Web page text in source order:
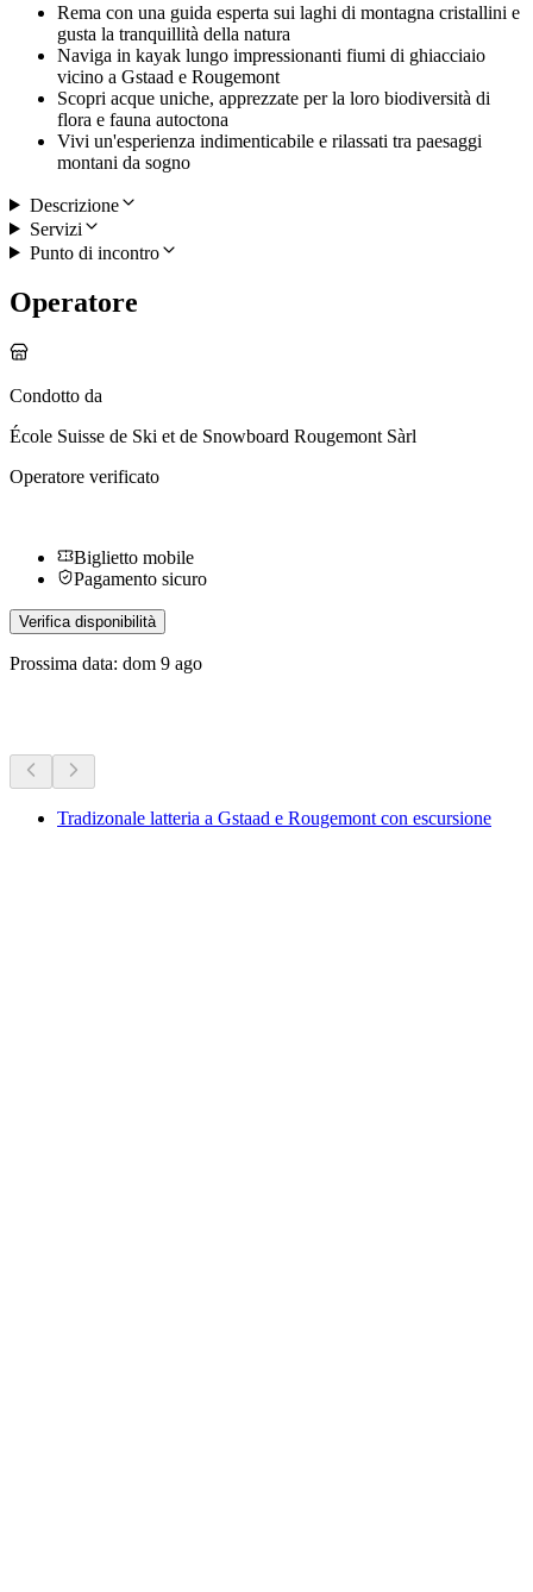
Rema con una guida esperta sui laghi di montagna cristallini e
gusta la tranquillità della natura
Naviga in kayak lungo impressionanti fiumi di ghiacciaio
vicino a Gstaad e Rougemont
Scopri acque uniche, apprezzate per la loro biodiversità di
flora e fauna autoctona
Vivi un'esperienza indimenticabile e rilassati tra paesaggi
montani da sogno
Descrizione
Servizi
Punto di incontro
Operatore
Condotto da
École Suisse de Ski et de Snowboard Rougemont Sàrl
Operatore verificato
Biglietto mobile
Pagamento sicuro
Verifica disponibilità
Prossima data: dom 9 ago
Tradizonale latteria a Gstaad e Rougemont con escursione